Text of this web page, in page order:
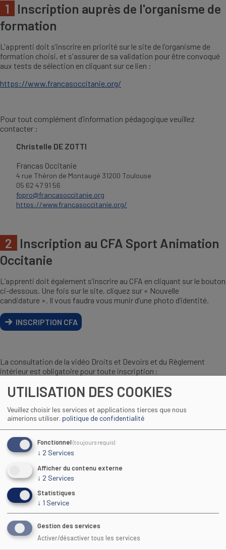
1
Inscription auprès de l'organisme de
formation
L'apprenti doit s’inscrire en priorité sur le site de l'organisme de
formation choisi, et s'assurer de sa validation pour être convoqué
aux tests de sélection en cliquant sur ce lien :
https://www.francasoccitanie.org/
Pour tout complément d’information pédagogique veuillez
contacter :
Christelle DE ZOTTI
Francas Occitanie
4 rue Théron de Montaugé 31200 Toulouse
05 62 47 91 56
fopro@francasoccitanie.org
https://www.francasoccitanie.org/
2 Inscription au CFA Sport Animation
Occitanie
L’apprenti doit également s’inscrire au CFA en cliquant sur le bouton
ci-dessous. Une fois sur le site, cliquez sur « Nouvelle
candidature ». Il vous faudra vous munir d’une photo d’identité.
INSCRIPTION CFA
La consultation de la vidéo Droits et Devoirs et du Règlement
intérieur est obligatoire pour toute inscription :
Regarder la vidéo
UTILISATION DES COOKIES
Veuillez choisir les services et applications tierces que nous
aimerions utiliser. politique de confidentialité
Fonctionnel(toujours requis)
↓ 2 Services
Afficher du contenu externe
↓ 2 Services
Statistiques
↓ 1 Service
Gestion des services
Activer/désactiver tous les services